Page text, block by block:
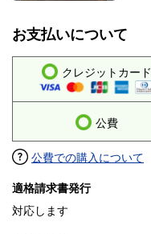
お支払いについて
クレジットカード
公費
公費での購入について
適格請求書発行
対応します